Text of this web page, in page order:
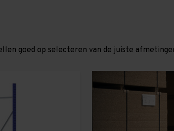
goed op selecteren van de juiste